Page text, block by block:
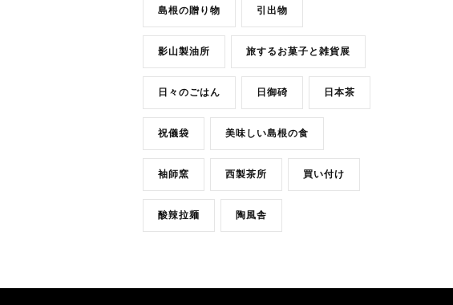
島根の贈り物 引出物
影山製油所 旅するお菓子と雑貨展
日々のごはん 日御碕 日本茶
祝儀袋 美味しい島根の食
袖師窯 西製茶所 買い付け
酸辣拉麺 陶風舎